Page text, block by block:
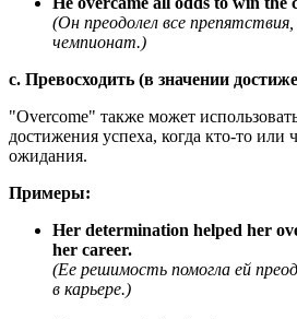
(Он преодолел все
чемпионат.)
c. Превосходить (в значении
"Overcome" также может
достижения успеха, когда кто-то или
ожидания.
Примеры:
Her determination helped her
her career.
(Ее решимость помогла ей
в карьере.)